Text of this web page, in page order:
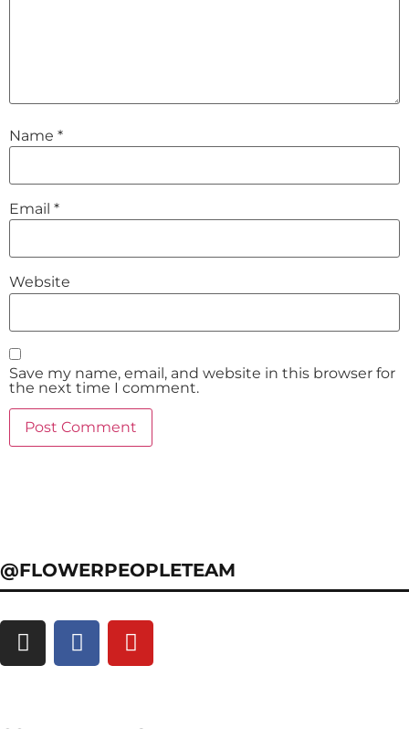
Name *
Email *
Website
Save my name, email, and website in this browser for
the next time I comment.
@FLOWERPEOPLETEAM